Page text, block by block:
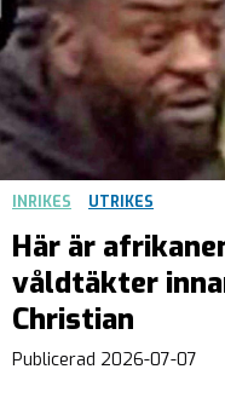
INRIKES UTRIKES
Här är
våldtäkter
Christian
Publicerad 2026-07-07